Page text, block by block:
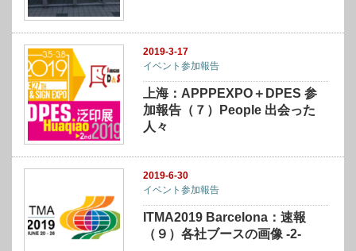
2019-3-17
イベント参加報告
上海：APPPEXPO＋DPES 参
加報告（７）People 出会った
人々
2019-6-30
イベント参加報告
ITMA2019 Barcelona：速報
（９）各社ブースの画像 -2-